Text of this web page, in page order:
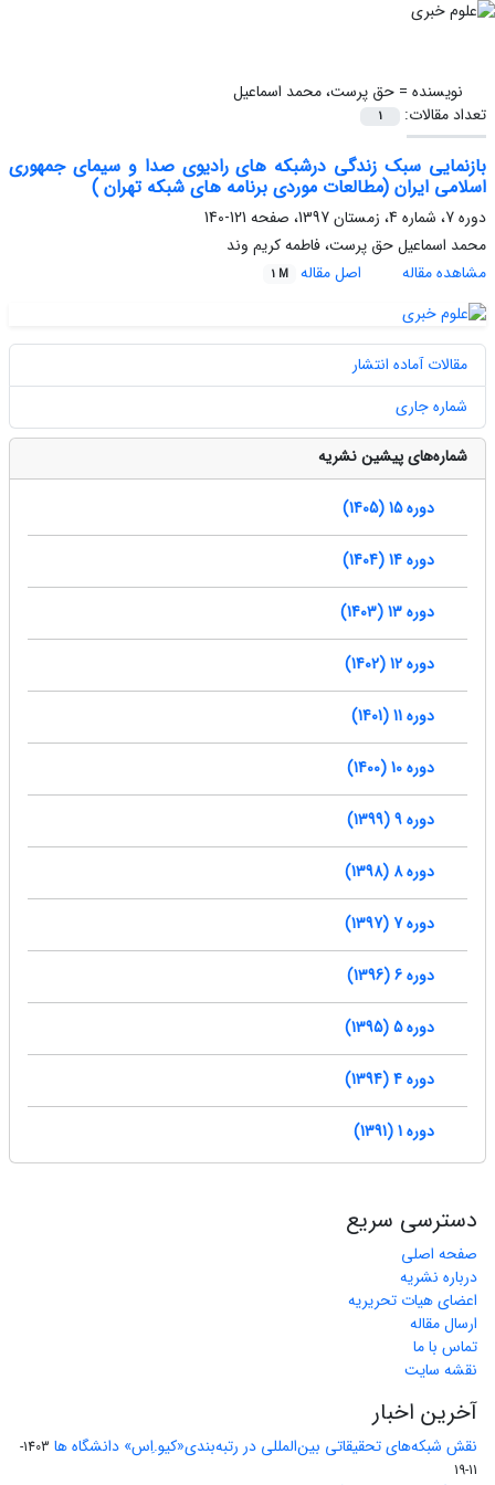
نویسنده =حق پرست، محمد اسماعیل
تعداد مقالات:
1
بازنمایی سبک زندگی درشبکه های رادیوی صدا و سیمای جمهوری
اسلامی ایران (مطالعات موردی برنامه های شبکه تهران )
دوره 7، شماره 4، زمستان 1397، صفحه
121-140
محمد اسماعیل حق پرست، فاطمه کریم وند
مشاهده مقاله
اصل مقاله 1 M
مقالات آماده انتشار
شماره جاری
شماره‌های پیشین نشریه
دوره 15 (1405)
دوره 14 (1404)
دوره 13 (1403)
دوره 12 (1402)
دوره 11 (1401)
دوره 10 (1400)
دوره 9 (1399)
دوره 8 (1398)
دوره 7 (1397)
دوره 6 (1396)
دوره 5 (1395)
دوره 4 (1394)
دوره 1 (1391)
دسترسی سریع
صفحه اصلی
درباره نشریه
اعضای هیات تحریریه
ارسال مقاله
تماس با ما
نقشه سایت
آخرین اخبار
نقش شبکه‌های تحقیقاتی بین‌المللی در رتبه‌بندی«کیو.اِس» دانشگاه ها
1403-
11-19